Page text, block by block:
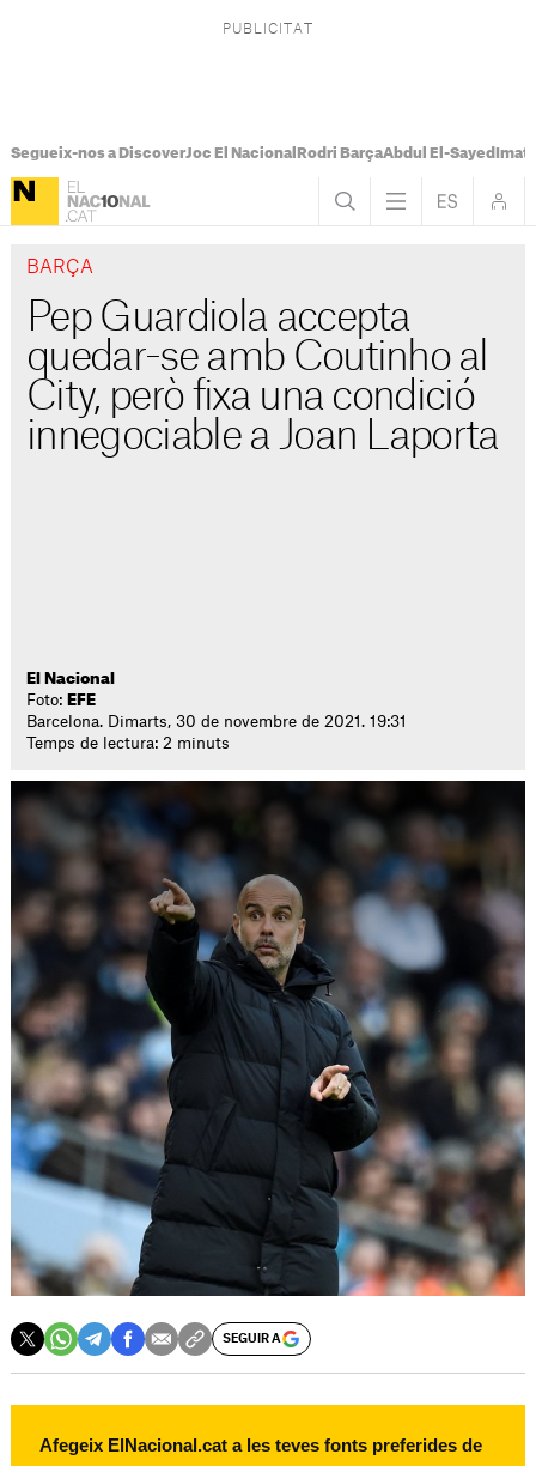
Segueix-nos a DiscoverJoc El Nacional Rodri BarçaAbdul El-Sayed
BARÇA
Pep Guardiola accepta
quedar-se amb Coutinho al
City, però fixa una condició
innegociable a Joan Laporta
El Nacional
Foto: EFE
Barcelona. Dimarts, 30 de novembre de 2021. 19:31
Temps de lectura: 2 minuts
SEGUIR A
Afegeix ElNacional.cat a les teves fonts preferides de